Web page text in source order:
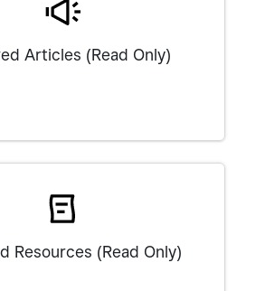
Articles (Read Only)
Resources (Read Only)